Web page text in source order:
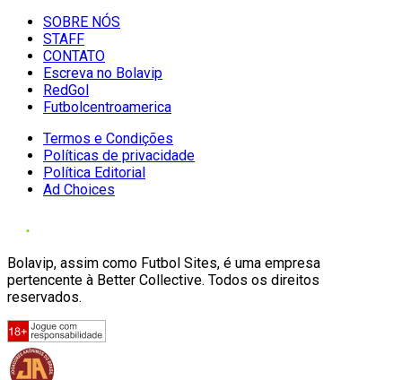
SOBRE NÓS
STAFF
CONTATO
Escreva no Bolavip
RedGol
Futbolcentroamerica
Termos e Condições
Políticas de privacidade
Política Editorial
Ad Choices
Bolavip, assim como Futbol Sites, é uma empresa
pertencente à Better Collective. Todos os direitos
reservados.